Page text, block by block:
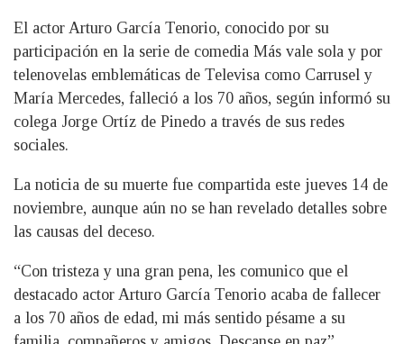
El actor Arturo García Tenorio, conocido por su
participación en la serie de comedia Más vale sola y por
telenovelas emblemáticas de Televisa como Carrusel y
María Mercedes, falleció a los 70 años, según informó su
colega Jorge Ortíz de Pinedo a través de sus redes
sociales.
La noticia de su muerte fue compartida este jueves 14 de
noviembre, aunque aún no se han revelado detalles sobre
las causas del deceso.
“Con tristeza y una gran pena, les comunico que el
destacado actor Arturo García Tenorio acaba de fallecer
a los 70 años de edad, mi más sentido pésame a su